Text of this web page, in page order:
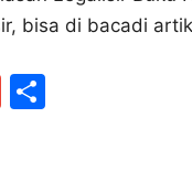
bisa di bacadi
G